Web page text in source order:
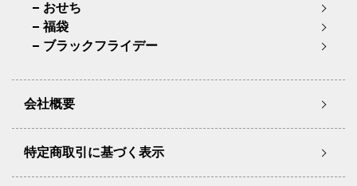
おせち
福袋
ブラックフライデー
会社概要
特定商取引に基づく表示